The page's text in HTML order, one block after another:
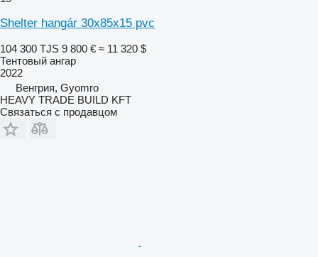
Shelter hangár 30x85x15 pvc
104 300 TJS 9 800 € ≈ 11 320 $
Тентовый ангар
2022
Венгрия, Gyomro
HEAVY TRADE BUILD KFT
Связаться с продавцом